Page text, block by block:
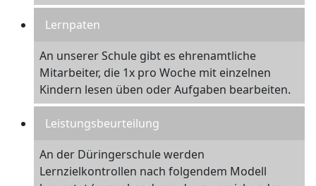
Lernpaten
An unserer Schule gibt es ehrenamtliche
Mitarbeiter, die 1x pro Woche mit einzelnen
Kindern lesen üben oder Aufgaben bearbeiten.
Leistungsbeurteilung
An der Düringerschule werden
Lernzielkontrollen nach folgendem Modell